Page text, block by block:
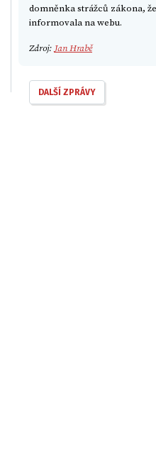
domněnka strážců zákona,
informovala na webu.
Zdroj: Jan Hrabě
DALŠÍ ZPRÁVY